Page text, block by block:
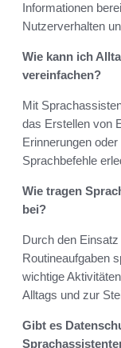
Informationen
Nutzerverhalten
Wie kann ich
vereinfachen?
Mit
das Erstellen von
Erinnerungen
Sprachbefehle
Wie tragen
bei?
Durch den
Routineaufgaben
wichtige
Alltags und zur
Gibt es